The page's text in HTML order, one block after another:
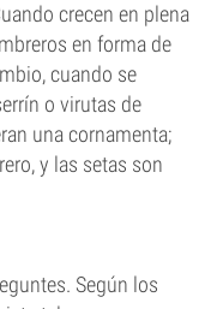
crecen en plena
en forma de
cuando se
o virutas de
una cornamenta;
y las setas son
Según los